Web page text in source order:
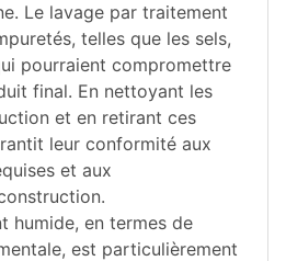
Le lavage par traitement
telles que les sels,
pourraient compromettre
final. En nettoyant les
et en retirant ces
leur conformité aux
et aux
humide, en termes de
est particulièrement